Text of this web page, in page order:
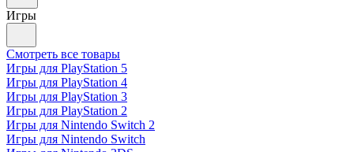
Игры
Смотреть все товары
Игры для PlayStation 5
Игры для PlayStation 4
Игры для PlayStation 3
Игры для PlayStation 2
Игры для Nintendo Switch 2
Игры для Nintendo Switch